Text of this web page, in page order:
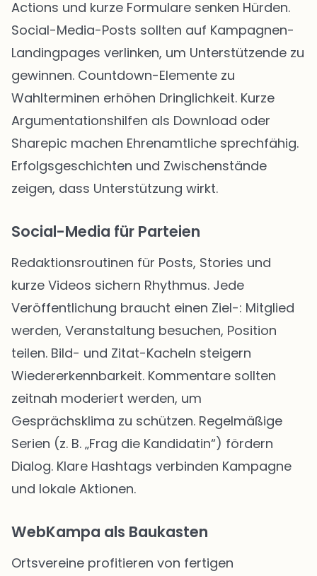
Actions und kurze Formulare senken Hürden.
Social-Media-Posts sollten auf Kampagnen-
Landingpages verlinken, um Unterstützende zu
gewinnen. Countdown-Elemente zu
Wahlterminen erhöhen Dringlichkeit. Kurze
Argumentationshilfen als Download oder
Sharepic machen Ehrenamtliche sprechfähig.
Erfolgsgeschichten und Zwischenstände
zeigen, dass Unterstützung wirkt.
Social-Media für Parteien
Redaktionsroutinen für Posts, Stories und
kurze Videos sichern Rhythmus. Jede
Veröffentlichung braucht einen Ziel-: Mitglied
werden, Veranstaltung besuchen, Position
teilen. Bild- und Zitat-Kacheln steigern
Wiedererkennbarkeit. Kommentare sollten
zeitnah moderiert werden, um
Gesprächsklima zu schützen. Regelmäßige
Serien (z. B. „Frag die Kandidatin“) fördern
Dialog. Klare Hashtags verbinden Kampagne
und lokale Aktionen.
WebKampa als Baukasten
Ortsvereine profitieren von fertigen